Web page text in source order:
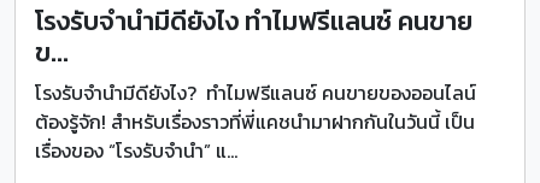
โรงรับจำนำมีดียังไง ทำไมฟรีแลนซ์ คนขาย
ข...
โรงรับจำนำมีดียังไง? ทำไมฟรีแลนซ์ คนขายของออนไลน์
ต้องรู้จัก! สำหรับเรื่องราวที่พี่แคชนำมาฝากกันในวันนี้ เป็น
เรื่องของ “โรงรับจำนำ” แ...